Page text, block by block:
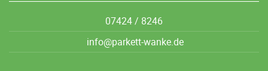
07424 / 8246
info@parkett-wanke.de